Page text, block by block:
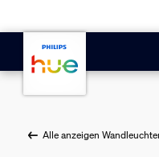
Alle anzeigen